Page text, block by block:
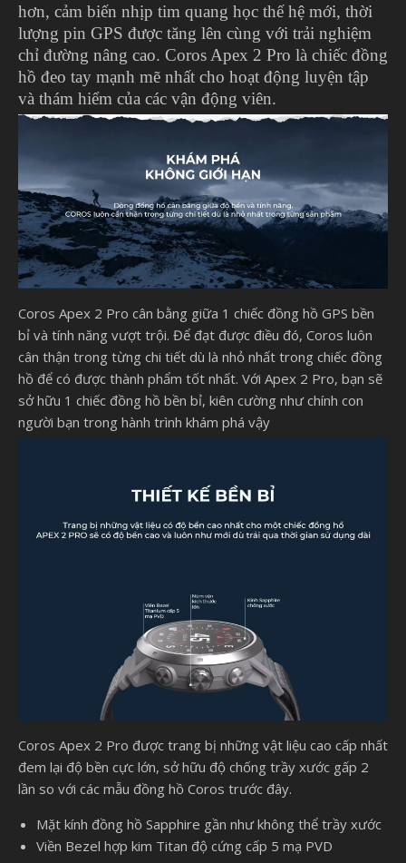
hơn, cảm biến nhịp tim quang học thế hệ mới, thời
lượng pin GPS được tăng lên cùng với trải nghiệm
chỉ đường nâng cao. Coros Apex 2 Pro là chiếc đồng
hồ đeo tay mạnh mẽ nhất cho hoạt động luyện tập
và thám hiểm của các vận động viên.
Coros Apex 2 Pro cân bằng giữa 1 chiếc đồng hồ GPS bền
bỉ và tính năng vượt trội. Để đạt được điều đó, Coros luôn
cân thận trong từng chi tiết dù là nhỏ nhất trong chiếc đồng
hồ để có được thành phẩm tốt nhất. Với Apex 2 Pro, bạn sẽ
sở hữu 1 chiếc đồng hồ bền bỉ, kiên cường như chính con
người bạn trong hành trình khám phá vậy
Coros Apex 2 Pro được trang bị những vật liệu cao cấp nhất
đem lại độ bền cực lớn, sở hữu độ chống trầy xước gấp 2
lần so với các mẫu đồng hồ Coros trước đây.
Mặt kính đồng hồ Sapphire gần như không thể trầy xước
Viền Bezel hợp kim Titan độ cứng cấp 5 mạ PVD